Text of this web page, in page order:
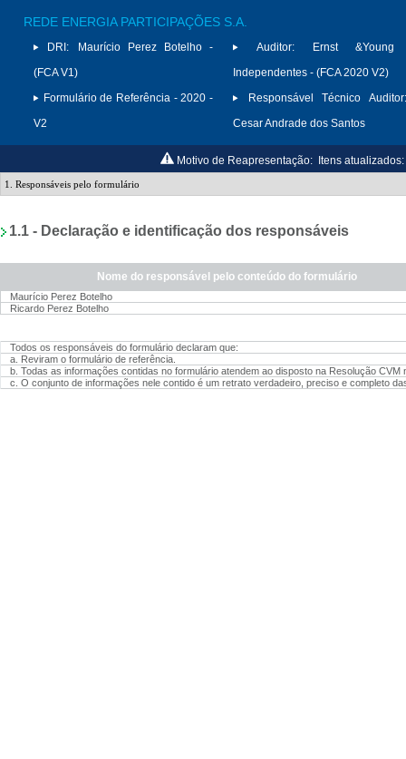
REDE ENERGIA PARTICIPAÇÕES S.A.
DRI:
Maurício Perez Botelho -
(FCA V1)
Formulário de Referência - 2020 -
V2
Auditor:
Ernst &Young
Independentes - (FCA 2020 V2)
Responsável Técnico Auditor:
Cesar Andrade dos Santos
Motivo de Reapresentação: Itens